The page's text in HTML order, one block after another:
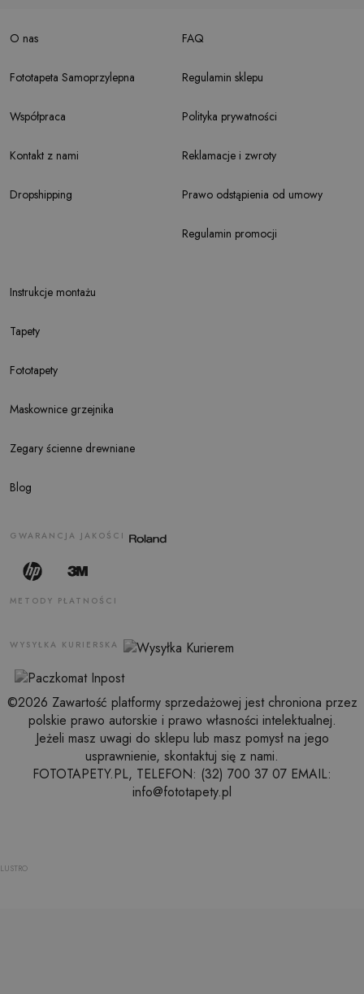
O nas
Fototapeta Samoprzylepna
Współpraca
Kontakt z nami
Dropshipping
Instrukcje montażu
Tapety
Fototapety
Maskownice grzejnika
Zegary ścienne drewniane
Blog
FAQ
Regulamin sklepu
Polityka prywatności
Reklamacje i zwroty
Prawo odstąpienia od umowy
Regulamin promocji
GWARANCJA JAKOŚCI
WYSYŁKA KURIERSKA
METODY PŁATNOŚCI
©2026 Zawartość platformy sprzedażowej jest chroniona przez
polskie prawo autorskie i prawo własności intelektualnej.
Jeżeli masz uwagi do sklepu lub masz pomysł na jego
usprawnienie, skontaktuj się z nami.
FOTOTAPETY.PL, TELEFON: (32) 700 37 07 EMAIL:
info@fototapety.pl
LUSTRO